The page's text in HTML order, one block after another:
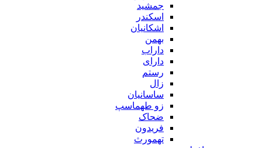
جمشید
اسکندر
اشکانیان
بهمن
داراب
دارای
رستم
زال
ساسانیان
زو طهماسپ‏
ضحاک
فریدون
تهمورث